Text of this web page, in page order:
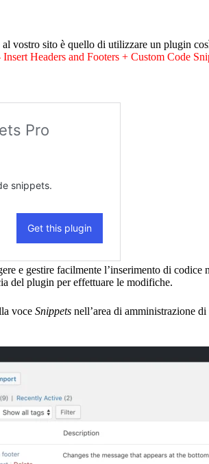
vostro sito è quello di utilizzare un plugin
Headers and Footers + Custom Code
e gestire facilmente l’inserimento di
del plugin per effettuare le modifiche.
voce Snippets nell’area di amministrazione